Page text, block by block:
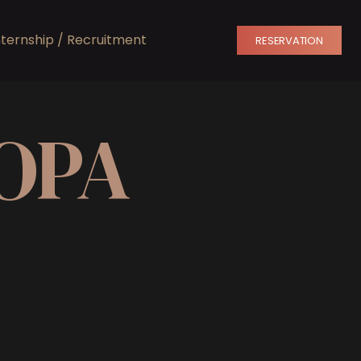
/ Recruitment RESERVATION